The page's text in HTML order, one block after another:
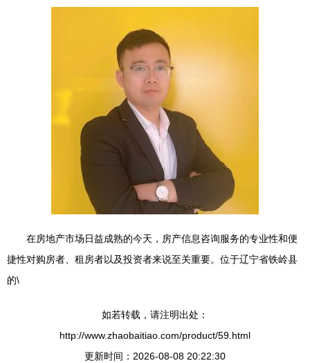
在房地产市场日益成熟的今天，房产信息咨询服务的专业性和便
捷性对购房者、租房者以及投资者来说至关重要。位于辽宁省铁岭县
的\
如若转载，请注明出处：
http://www.zhaobaitiao.com/product/59.html
更新时间：2026-08-08 20:22:30